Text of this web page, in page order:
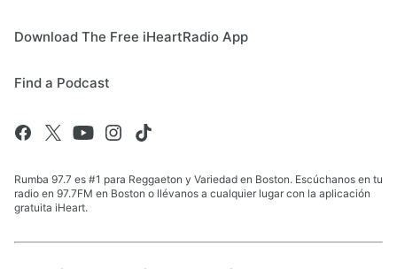
Download The Free iHeartRadio App
Find a Podcast
Rumba 97.7 es #1 para Reggaeton y Variedad en Boston. Escúchanos en tu
radio en 97.7FM en Boston o llévanos a cualquier lugar con la aplicación
gratuita iHeart.